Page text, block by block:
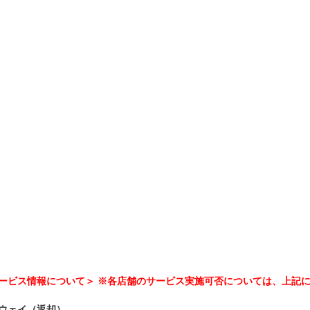
ビス情報について＞ ※各店舗のサービス実施可否については、上記